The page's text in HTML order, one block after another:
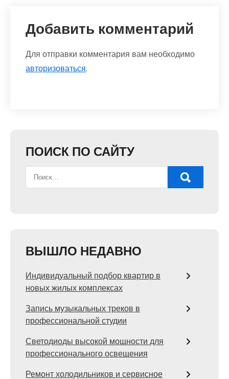
Добавить комментарий
Для отправки комментария вам необходимо
авторизоваться.
ПОИСК ПО САЙТУ
ВЫШЛО НЕДАВНО
Индивидуальный подбор квартир в
новых жилых комплексах
Запись музыкальных треков в
профессиональной студии
Светодиоды высокой мощности для
профессионального освещения
Ремонт холодильников и сервисное